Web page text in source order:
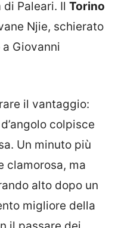
Paleari. Il Torino
Njie, schierato
Giovanni
il vantaggio:
colpisce
Un minuto più
clamorosa, ma
alto dopo un
migliore della